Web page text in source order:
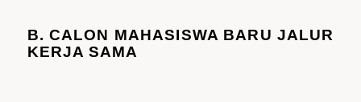
B. CALON MAHASISWA BARU JALUR
KERJA SAMA